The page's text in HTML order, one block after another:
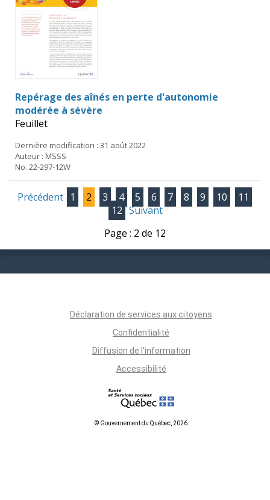
Repérage des aînés en perte d'autonomie
modérée à sévère
Feuillet
Dernière modification : 31 août 2022
Auteur : MSSS
No. 22-297-12W
Précédent 1 2 3 4 5 6 7 8 9 10
11
12 Suivant
Page : 2 de 12
Déclaration de services aux citoyens
Confidentialité
Diffusion de l'information
Accessibilité
© Gouvernement du Québec, 2026